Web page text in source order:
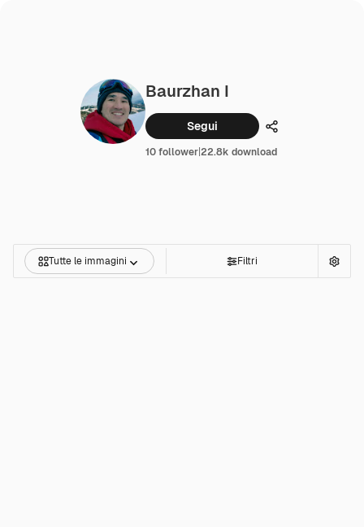
Baurzhan I
Segui Condividi
10 follower|22.8k download
Tutte le immagini Filtri